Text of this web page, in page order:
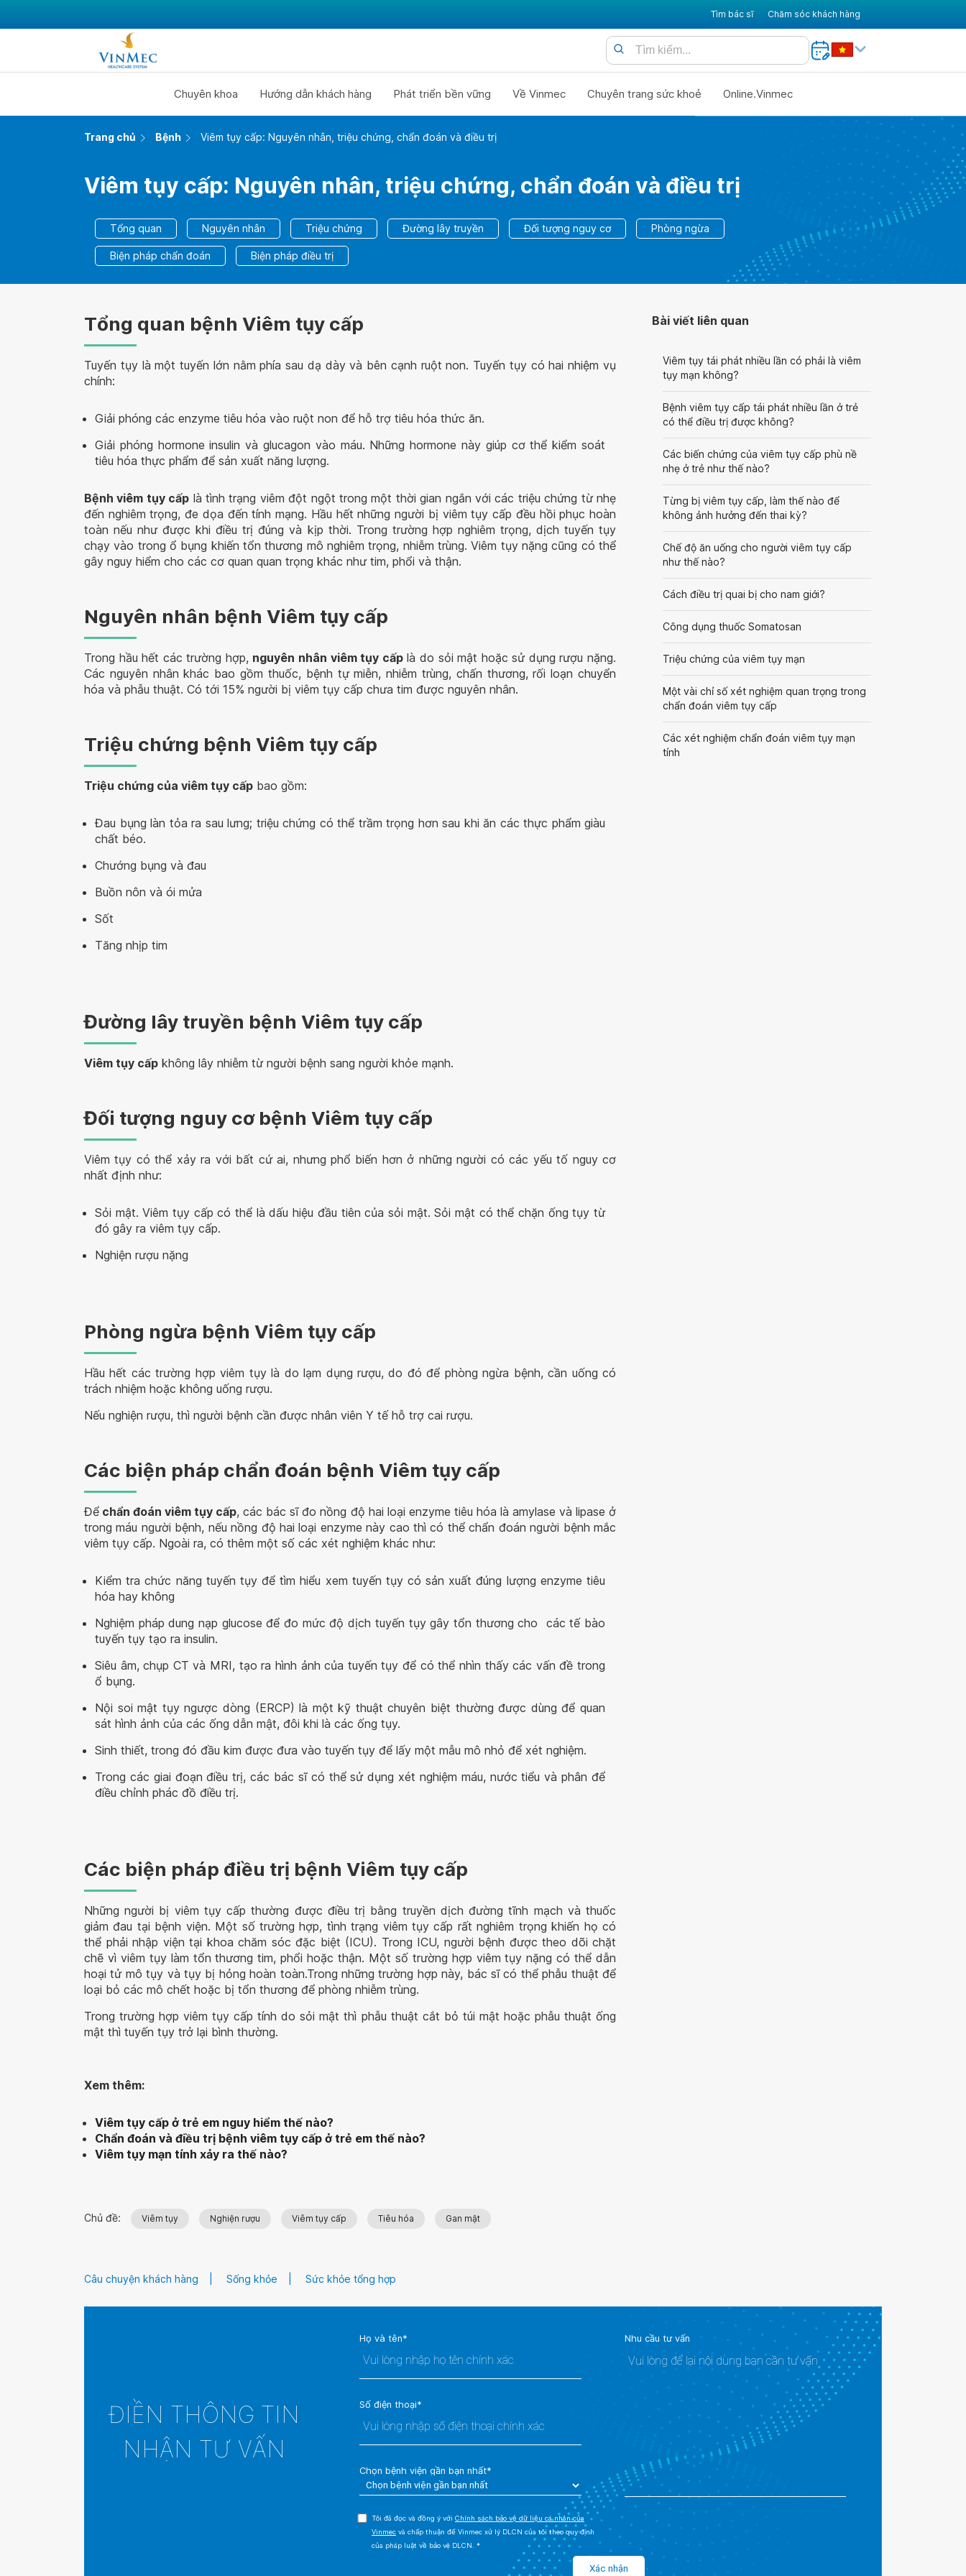
Tìm bác sĩ Chăm sóc khách hàng
Chuyên khoa Hướng dẫn khách hàng Phát triển bền vững Về Vinmec Chuyên trang sức khoẻ Online.Vinmec
Trang chủ Bệnh Viêm tụy cấp: Nguyên nhân, triệu chứng, chẩn đoán và điều trị
Viêm tụy cấp: Nguyên nhân, triệu chứng, chẩn đoán và điều trị
Tổng quan Nguyên nhân Triệu chứng Đường lây truyền Đối tượng nguy cơ Phòng ngừa
Biện pháp chẩn đoán Biện pháp điều trị
Tổng quan bệnh Viêm tụy cấp
Tuyến tụy là một tuyến lớn nằm phía sau dạ dày và bên cạnh ruột non. Tuyến tụy có hai nhiệm vụ
chính:
Giải phóng các enzyme tiêu hóa vào ruột non để hỗ trợ tiêu hóa thức ăn.
Giải phóng hormone insulin và glucagon vào máu. Những hormone này giúp cơ thể kiểm soát
tiêu hóa thực phẩm để sản xuất năng lượng.
Bệnh viêm tụy cấp là tình trạng viêm đột ngột trong một thời gian ngắn với các triệu chứng từ nhẹ
đến nghiêm trọng, đe dọa đến tính mạng. Hầu hết những người bị viêm tụy cấp đều hồi phục hoàn
toàn nếu như được khi điều trị đúng và kịp thời. Trong trường hợp nghiêm trọng, dịch tuyến tụy
chạy vào trong ổ bụng khiến tổn thương mô nghiêm trọng, nhiễm trùng. Viêm tụy nặng cũng có thể
gây nguy hiểm cho các cơ quan quan trọng khác như tim, phổi và thận.
Nguyên nhân bệnh Viêm tụy cấp
Trong hầu hết các trường hợp, nguyên nhân viêm tụy cấplà do sỏi mật hoặc sử dụng rượu nặng.
Các nguyên nhân khác bao gồm thuốc, bệnh tự miễn, nhiễm trùng, chấn thương, rối loạn chuyển
hóa và phẫu thuật. Có tới 15% người bị viêm tụy cấp chưa tim được nguyên nhân.
Triệu chứng bệnh Viêm tụy cấp
Triệu chứng của viêm tụy cấp bao gồm:
Đau bụng làn tỏa ra sau lưng; triệu chứng có thể trầm trọng hơn sau khi ăn các thực phẩm giàu
chất béo.
Chướng bụng và đau
Buồn nôn và ói mửa
Sốt
Tăng nhịp tim
Đường lây truyền bệnh Viêm tụy cấp
Viêm tụy cấp không lây nhiễm từ người bệnh sang người khỏe mạnh.
Đối tượng nguy cơ bệnh Viêm tụy cấp
Viêm tụy có thể xảy ra với bất cứ ai, nhưng phổ biến hơn ở những người có các yếu tố nguy cơ
nhất định như:
Sỏi mật. Viêm tụy cấp có thể là dấu hiệu đầu tiên của sỏi mật. Sỏi mật có thể chặn ống tụy từ
đó gây ra viêm tụy cấp.
Nghiện rượu nặng
Phòng ngừa bệnh Viêm tụy cấp
Hầu hết các trường hợp viêm tụy là do lạm dụng rượu, do đó để phòng ngừa bệnh, cần uống có
trách nhiệm hoặc không uống rượu.
Nếu nghiện rượu, thì người bệnh cần được nhân viên Y tế hỗ trợ cai rượu.
Các biện pháp chẩn đoán bệnh Viêm tụy cấp
Để chẩn đoán viêm tụy cấp, các bác sĩ đo nồng độ hai loại enzyme tiêu hóa là amylase và lipase ở
trong máu người bệnh, nếu nồng độ hai loại enzyme này cao thì có thể chẩn đoán người bệnh mắc
viêm tụy cấp. Ngoài ra, có thêm một số các xét nghiệm khác như:
Kiểm tra chức năng tuyến tụy để tìm hiểu xem tuyến tụy có sản xuất đúng lượng enzyme tiêu
hóa hay không
Nghiệm pháp dung nạp glucose để đo mức độ dịch tuyến tụy gây tổn thương cho các tế bào
tuyến tụy tạo ra insulin.
Siêu âm, chụp CT và MRI, tạo ra hình ảnh của tuyến tụy để có thể nhìn thấy các vấn đề trong
ổ bụng.
Nội soi mật tụy ngược dòng (ERCP) là một kỹ thuật chuyên biệt thường được dùng để quan
sát hình ảnh của các ống dẫn mật, đôi khi là các ống tụy.
Sinh thiết, trong đó đầu kim được đưa vào tuyến tụy để lấy một mẫu mô nhỏ để xét nghiệm.
Trong các giai đoạn điều trị, các bác sĩ có thể sử dụng xét nghiệm máu, nước tiểu và phân để
điều chỉnh phác đồ điều trị.
Các biện pháp điều trị bệnh Viêm tụy cấp
Những người bị viêm tụy cấp thường được điều trị bằng truyền dịch đường tĩnh mạch và thuốc
giảm đau tại bệnh viện. Một số trường hợp, tình trạng viêm tụy cấp rất nghiêm trọng khiến họ có
thể phải nhập viện tại khoa chăm sóc đặc biệt (ICU). Trong ICU, người bệnh được theo dõi chặt
chẽ vì viêm tụy làm tổn thương tim, phổi hoặc thận. Một số trường hợp viêm tụy nặng có thể dẫn
hoại tử mô tụy và tụy bị hỏng hoàn toàn.Trong những trường hợp này, bác sĩ có thể phẫu thuật để
loại bỏ các mô chết hoặc bị tổn thương để phòng nhiễm trùng.
Trong trường hợp viêm tụy cấp tính do sỏi mật thì phẫu thuật cắt bỏ túi mật hoặc phẫu thuật ống
mật thì tuyến tụy trở lại bình thường.
Xem thêm:
Viêm tụy cấp ở trẻ em nguy hiểm thế nào?
Chẩn đoán và điều trị bệnh viêm tụy cấp ở trẻ em thế nào?
Viêm tụy mạn tính xảy ra thế nào?
Chủ đề: Viêm tụy Nghiện rượu Viêm tụy cấp Tiêu hóa Gan mật
Bài viết liên quan
Viêm tụy tái phát nhiều lần có phải là viêm
tụy mạn không?
Bệnh viêm tụy cấp tái phát nhiều lần ở trẻ
có thể điều trị được không?
Các biến chứng của viêm tụy cấp phù nề
nhẹ ở trẻ như thế nào?
Từng bị viêm tụy cấp, làm thế nào để
không ảnh hưởng đến thai kỳ?
Chế độ ăn uống cho người viêm tụy cấp
như thế nào?
Cách điều trị quai bị cho nam giới?
Công dụng thuốc Somatosan
Triệu chứng của viêm tụy mạn
Một vài chỉ số xét nghiệm quan trọng trong
chẩn đoán viêm tụy cấp
Các xét nghiệm chẩn đoán viêm tụy mạn
tính
Câu chuyện khách hàng Sống khỏe Sức khỏe tổng hợp